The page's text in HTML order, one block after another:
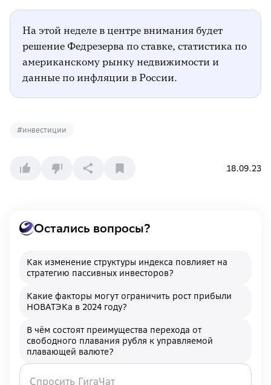
На этой неделе в центре внимания будет
решение Федрезерва по ставке, статистика по
американскому рынку недвижимости и
данные по инфляции в России.
#инвестиции
18.09.23
Остались вопросы?
Как изменение структуры индекса повлияет на
стратегию пассивных инвесторов?
Какие факторы могут ограничить рост прибыли
НОВАТЭКа в 2024 году?
В чём состоят преимущества перехода от
свободного плавания рубля к управляемой
плавающей валюте?